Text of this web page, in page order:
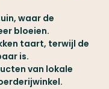
waar de
bloeien.
taart, terwijl de
is.
van lokale